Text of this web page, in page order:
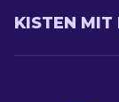
KISTEN MIT